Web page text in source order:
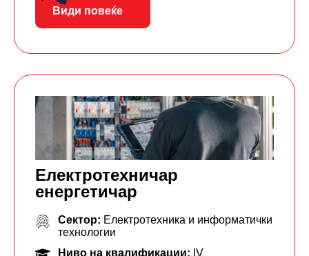
Види повеќе
Електротехничар
енергетичар
Сектор: Електротехника и информатички
технологии
Ниво на квалификации: IV